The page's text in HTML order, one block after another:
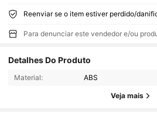
Para denunciar este vendedor e/ou
Detalhes Do Produto
Material: ABS
Veja mais